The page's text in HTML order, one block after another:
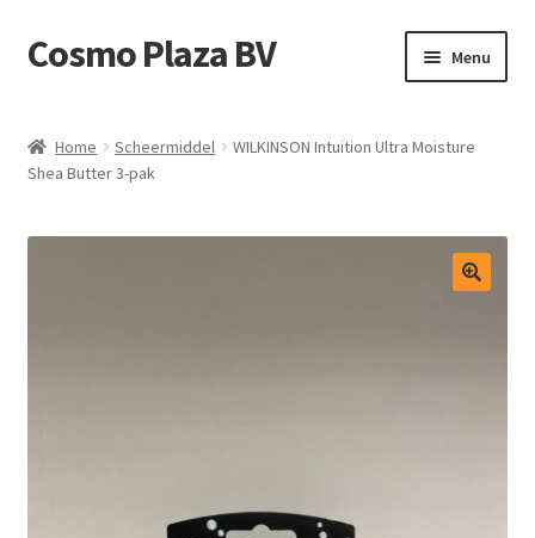
Ga
door
navigatie
Ga
direct
de
inhoud
Cosmo Plaza BV Menu
Afrekenen
Contact
Home Scheermiddel
WILKINSON Intuition Ultra Moisture
Shea Butter 3-pak